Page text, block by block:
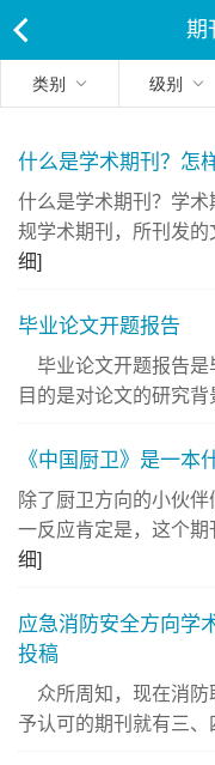
期
类别 级别
什么是学术期刊？怎
什么是学术期刊？学
规学术期刊，所刊发
细]
毕业论文开题报告
毕业论文开题报告是
目的是对论文的研究背
《中国厨卫》是一本
除了厨卫方向的小伙
一反应肯定是，这个
细]
应急消防安全方向学
投稿
众所周知，现在消防
予认可的期刊就有三、